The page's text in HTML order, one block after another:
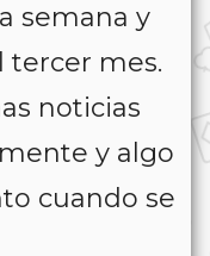
semana y
tercer mes.
noticias
y algo
cuando se